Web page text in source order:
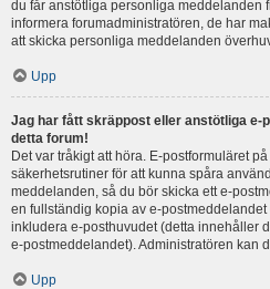
du får anstötliga personliga meddelanden
informera forumadministratören, de har
att skicka personliga meddelanden
Upp
Jag har fått skräppost eller anstötliga e-
detta forum!
Det var tråkigt att höra. E-postformuläret
säkerhetsrutiner för att kunna spåra
meddelanden, så du bör skicka ett e-
en fullständig kopia av e-postmeddelandet
inkludera e-posthuvudet (detta innehåller
e-postmeddelandet). Administratören kan
Upp